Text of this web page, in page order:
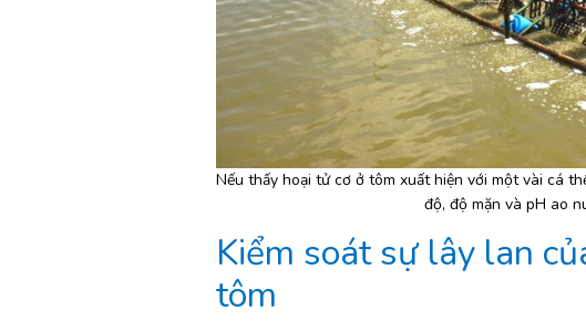
Nếu thấy hoại tử cơ ở tôm xuất hiện với một vài cá
độ, độ mặn và pH ao
Kiểm soát sự lây lan
tôm